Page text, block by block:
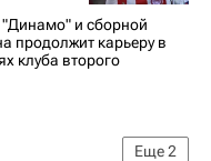
и сборной
продолжит карьеру в
клуба второго
Еще2